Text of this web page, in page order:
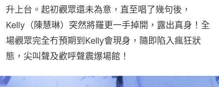
升上台。起初觀眾還未為意，直至唱了幾句後，
Kelly（陳慧琳）突然將羅更一手掉開，露出真身！全
場觀眾完全冇預期到Kelly會現身，隨即陷入瘋狂狀
態，尖叫聲及歡呼聲震爆場館！